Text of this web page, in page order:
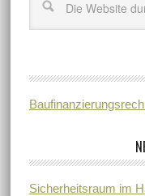
Sicherheitsraum im